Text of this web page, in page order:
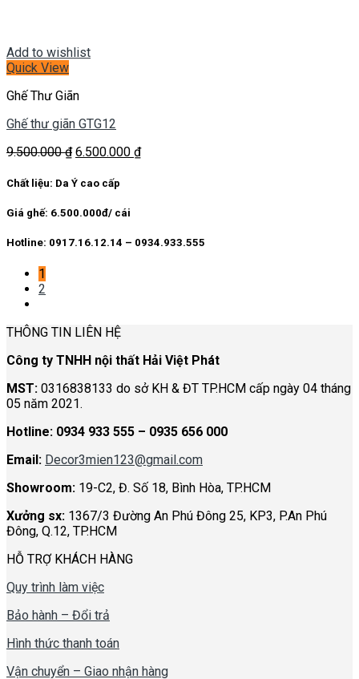
Add to wishlist
Quick View
Ghế Thư Giãn
Ghế thư giãn GTG12
9.500.000₫ Giá
là:
6.500.000 ₫Giá
Chất liệu: Da Ý cao cấp
Giá ghế: 6.500.000đ/ cái
Hotline: 0917.16.12.14 – 0934.933.555
1
2
THÔNG TIN LIÊN HỆ
Công ty TNHH nội thất Hải Việt Phát
MST: 0316838133 do sở KH & ĐT TP.HCM cấp ngày 04 tháng
05 năm 2021.
Hotline: 0934 933 555 – 0935 656 000
Email: Decor3mien123@gmail.com
Showroom: 19-C2, Đ. Số 18, Bình Hòa, TP.HCM
Xưởng sx: 1367/3 Đường An Phú Đông 25, KP3, P.An Phú
Đông, Q.12, TP.HCM
HỖ TRỢ KHÁCH HÀNG
Quy trình làm việc
Bảo hành – Đổi trả
Hình thức thanh toán
Vận chuyển – Giao nhận hàng